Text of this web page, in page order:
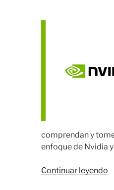
comprendan y
enfoque de Nvidia
Continuar leyendo